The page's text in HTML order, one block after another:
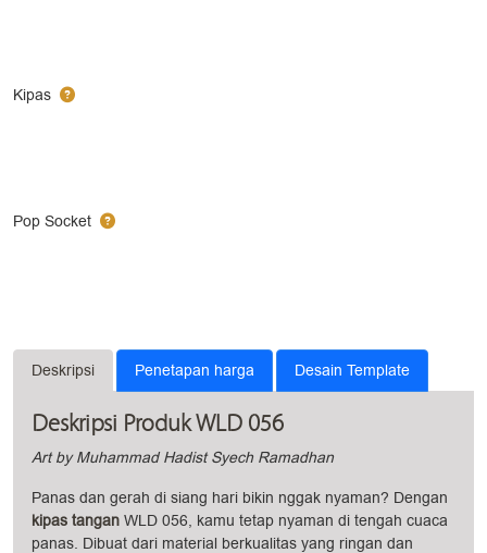
Kipas
Pop Socket
Deskripsi Penetapan harga Desain Template
Deskripsi Produk WLD 056
Art by Muhammad Hadist Syech Ramadhan
Panas dan gerah di siang hari bikin nggak nyaman? Dengan
kipas tangan WLD 056, kamu tetap nyaman di tengah cuaca
panas. Dibuat dari material berkualitas yang ringan dan